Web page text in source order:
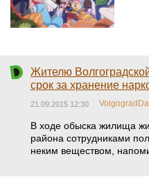
Жителю
срок за хранение
21.09.2015 12:30
В ходе обыска жилища
района сотрудниками
неким веществом,